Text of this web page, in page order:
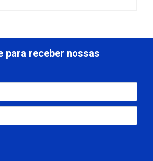
para receber nossas